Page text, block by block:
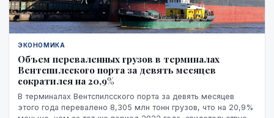
ЭКОНОМИКА
Объем переваленных грузов в терминалах
Вентспилсского порта за девять месяцев
сократился на 20,9%
В терминалах Вентспилсского порта за девять месяцев
этого года перевалено 8,305 млн тонн грузов, что на 20,9%